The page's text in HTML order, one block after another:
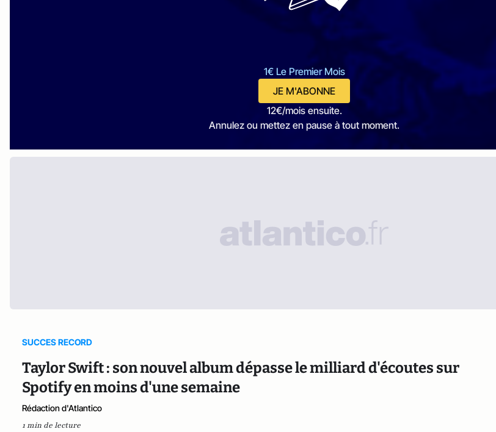
1€ Le Premier Mois
JE M'ABONNE
12€/mois ensuite.
Annulez ou mettez en pause à tout moment.
SUCCES RECORD
Taylor Swift : son nouvel album dépasse le milliard d'écoutes sur
Spotify en moins d'une semaine
Rédaction d'Atlantico
1 min de lecture